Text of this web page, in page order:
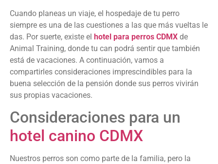
Cuando planeas un viaje, el hospedaje de tu perro
siempre es una de las cuestiones a las que más vueltas le
das. Por suerte, existe el hotel para perros CDMX de
Animal Training, donde tu can podrá sentir que también
está de vacaciones. A continuación, vamos a
compartirles consideraciones imprescindibles para la
buena selección de la pensión donde sus perros vivirán
sus propias vacaciones.
Consideraciones para un
hotel canino CDMX
Nuestros perros son como parte de la familia, pero la